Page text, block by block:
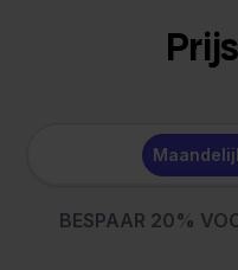
BESPAAR 20%